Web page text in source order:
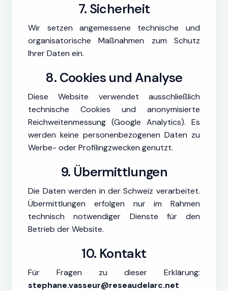
7. Sicherheit
Wir setzen angemessene technische und
organisatorische Maßnahmen zum Schutz
Ihrer Daten ein.
8. Cookies und Analyse
Diese Website verwendet ausschließlich
technische Cookies und anonymisierte
Reichweitenmessung (Google Analytics). Es
werden keine personenbezogenen Daten zu
Werbe- oder Profilingzwecken genutzt.
9. Übermittlungen
Die Daten werden in der Schweiz verarbeitet.
Übermittlungen erfolgen nur im Rahmen
technisch notwendiger Dienste für den
Betrieb der Website.
10. Kontakt
Für Fragen zu dieser Erklärung:
stephane.vasseur@reseaudelarc.net